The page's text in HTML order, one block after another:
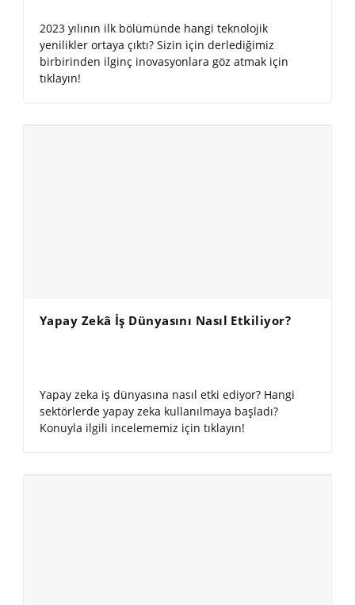
2023 yılının ilk bölümünde hangi teknolojik
yenilikler ortaya çıktı? Sizin için derlediğimiz
birbirinden ilginç inovasyonlara göz atmak için
tıklayın!
Yapay Zekâ İş Dünyasını Nasıl Etkiliyor?
Yapay zeka iş dünyasına nasıl etki ediyor? Hangi
sektörlerde yapay zeka kullanılmaya başladı?
Konuyla ilgili incelememiz için tıklayın!